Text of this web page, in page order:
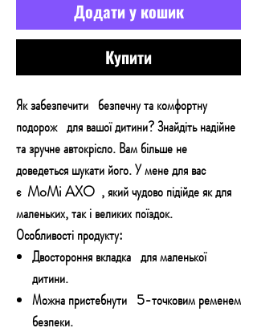
Додати у кошик
Купити
Як забезпечити безпечну та комфортну
подорож для вашої дитини? Знайдіть надійне
та зручне автокрісло. Вам більше не
доведеться шукати його. У мене для вас
є MoMi AXO , який чудово підійде як для
маленьких, так і великих поїздок.
Особливості продукту:
Двостороння вкладка для маленької
дитини.
Можна пристебнути 5-точковим ременем
безпеки.